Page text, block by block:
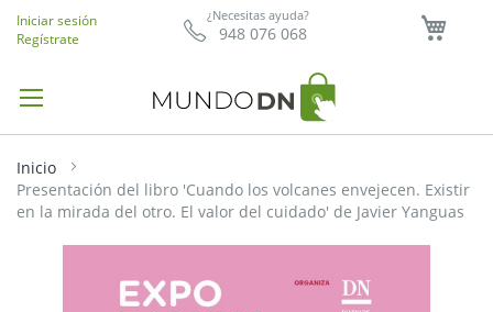
¿Necesitas ayuda?
948 076 068
Iniciar sesión
Regístrate
Inicio
Presentación del libro 'Cuando los volcanes envejecen. Existir
en la mirada del otro. El valor del cuidado' de Javier Yanguas